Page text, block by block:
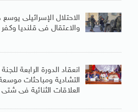
الاحتلال الإسرائيلى
والاعتقال فى قلنديا
انعقاد الدورة الرابعة
التشادية ومباحثات
العلاقات الثنائية فى